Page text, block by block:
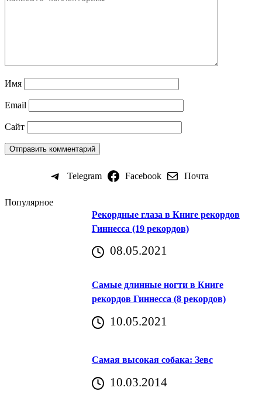
Имя
Email
Сайт
Telegram Facebook Почта
Популярное
Рекордные глаза в Книге рекордов
Гиннесса (19 рекордов)
08.05.2021
Самые длинные ногти в Книге
рекордов Гиннесса (8 рекордов)
10.05.2021
Самая высокая собака: Зевс
10.03.2014